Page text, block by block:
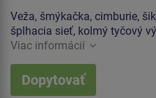
Veža, šmýkačka, cimburie,
šplhacia sieť, kolmý tyčový
Viac informácií
Dopytovať